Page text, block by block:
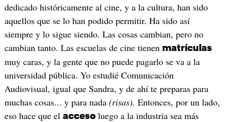
dedicado históricamente al cine, y a la cultura, han sido
aquellos que se lo han podido permitir. Ha sido así
siempre y lo sigue siendo. Las cosas cambian, pero no
cambian tanto. Las escuelas de cine tienen matrículas
muy caras, y la gente que no puede pagarlo se va a la
universidad pública. Yo estudié Comunicación
Audiovisual, igual que Sandra, y de ahí te preparas para
muchas cosas... y para nada (risas). Entonces, por un lado,
eso hace que el acceso luego a la industria sea más